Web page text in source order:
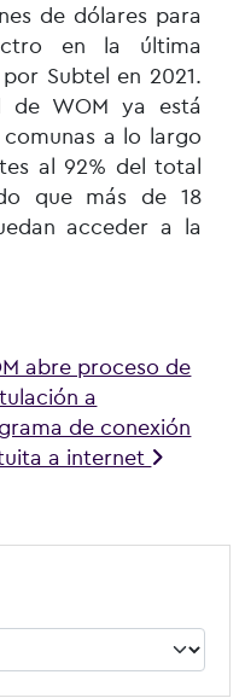
de dólares para
en la última
Subtel en 2021.
WOM ya está
a lo largo
al 92% del total
que más de 18
acceder a la
abre proceso de
a
de conexión
a internet